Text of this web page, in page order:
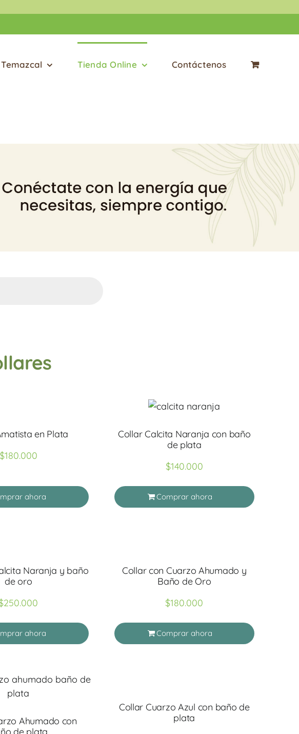
Temazcal Tienda Online Contáctenos
en Plata
$180.000
ahora
Collar Calcita Naranja con baño
de plata
$140.000
Comprar ahora
Naranja y baño
de oro
250.000
ahora
Collar con Cuarzo Ahumado y
Baño de Oro
$180.000
Comprar ahora
Ahumado con
Collar Cuarzo Azul con baño de
plata